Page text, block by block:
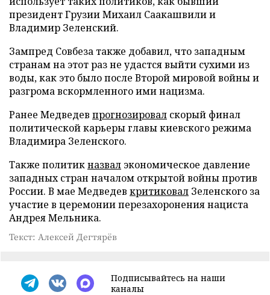
президент Грузии Михаил Саакашвили и
Владимир Зеленский.
Зампред Совбеза также добавил, что западным
странам на этот раз не удастся выйти сухими из
воды, как это было после Второй мировой войны и
разгрома вскормленного ими нацизма.
Ранее Медведев прогнозировал скорый финал
политической карьеры главы киевского режима
Владимира Зеленского.
Также политикназвал экономическое давление
западных стран началом открытой войны против
России. В мае Медведев критиковал Зеленского за
участие в церемонии перезахоронения нациста
Андрея Мельника.
Текст: Алексей Дегтярёв
Подписывайтесь на наши
каналы